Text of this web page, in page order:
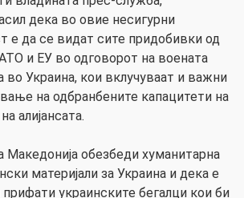
дека во овие несигурни
е да се видат сите придобивки од
и ЕУ во одговорот на воената
во Украина, кои вклучуваат и важни
на одбранбените капацитети на
алијансата.
Македонија обезбеди хуманитарна
материјали за Украина и дека е
прифати украинските бегалци кои би